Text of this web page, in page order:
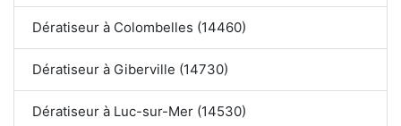
Dératiseur à Colombelles (14460)
Dératiseur à Giberville (14730)
Dératiseur à Luc-sur-Mer (14530)